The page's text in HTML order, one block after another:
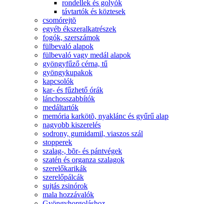
rondellek és golyók
távtartók és köztesek
csomórejtõ
egyéb ékszeralkatrészek
fogók, szerszámok
fülbevaló alapok
fülbevaló vagy medál alapok
gyöngyfűző cérna, tű
gyöngykupakok
kapcsolók
kar- és fűzhető órák
lánchosszabbítók
medáltartók
memória karkötõ, nyaklánc és gyűrű alap
nagyobb kiszerelés
sodrony, gumidamil, viaszos szál
stopperek
szalag-, bõr- és pántvégek
szatén és organza szalagok
szerelőkarikák
szerelőpálcák
sujtás zsinórok
mala hozzávalók